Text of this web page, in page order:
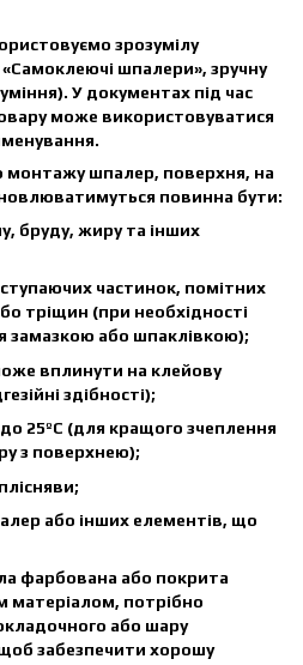
зрозумілу
шпалери», зручну
У документах під час
може використовуватися
монтажу шпалер, поверхня, на
повинна бути:
бруду, жиру та інших
частинок, помітних
тріщин (при необхідності
замазкою або шпаклівкою);
вплинути на клейову
здібності);
до 25ºС (для кращого зчеплення
з поверхнею);
або інших елементів, що
фарбована або покрита
матеріалом, потрібно
або шару
забезпечити хорошу